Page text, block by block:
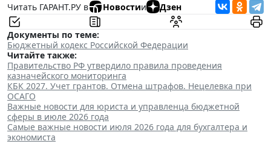
Читать ГАРАНТ.РУ в
Новостии Дзен
Документы по теме:
Бюджетный кодекс Российской Федерации
Читайте также:
Правительство РФ утвердило правила проведения
казначейского мониторинга
КБК 2027. Учет грантов. Отмена штрафов. Нецелевка при
ОСАГО
Важные новости для юриста и управленца бюджетной
сферы в июле 2026 года
Самые важные новости июля 2026 года для бухгалтера и
экономиста